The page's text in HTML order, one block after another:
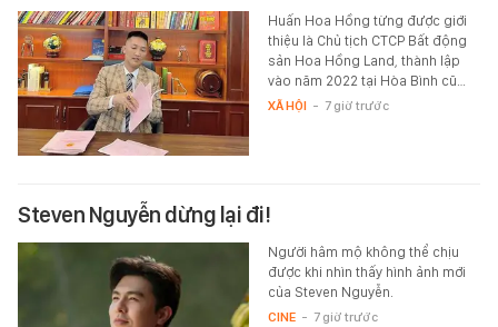
Huấn Hoa Hồng từng được giới
thiệu là Chủ tịch CTCP Bất động
sản Hoa Hồng Land, thành lập
vào năm 2022 tại Hòa Bình cũ…
XÃ HỘI - 7 giờ trước
Steven Nguyễn dừng lại đi!
Người hâm mộ không thể chịu
được khi nhìn thấy hình ảnh mới
của Steven Nguyễn.
CINE - 7 giờ trước